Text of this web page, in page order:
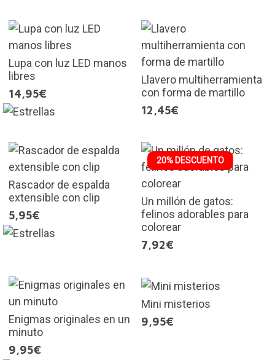
Lupa con luz LED manos
libres
14,95€
Llavero multiherramienta
con forma de martillo
12,45€
Rascador de espalda
extensible con clip
5,95€
20% DESCUENTO
Un millón de gatos:
felinos adorables para
colorear
7,92€
Enigmas originales en un
minuto
9,95€
Mini misterios
9,95€